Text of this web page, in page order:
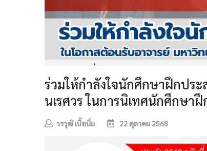
ร่วมให้กำลังใจนักศึกษาฝึกปร
นเรศวร ในการนิเทศนักศึกษ
วรวุฒิ เนื้อนิ่ม 22 ตุลาคม 2568